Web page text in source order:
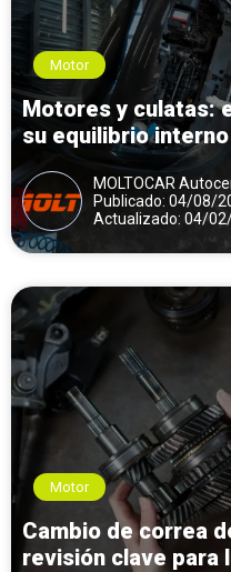
Motor
Motores y culatas:
su equilibrio interno
MOLTOCAR
Publicado: 04/08/
Actualizado: 04/
Motor
Cambio de correa
revisión clave para